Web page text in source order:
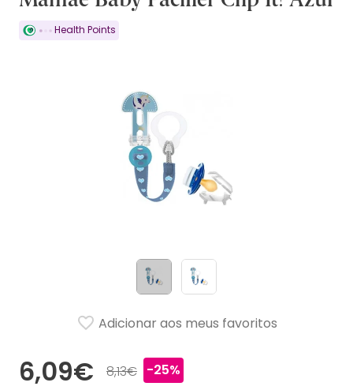
Health Points
6,09€ 8,13€ -25%
Adicionar aos meus favoritos